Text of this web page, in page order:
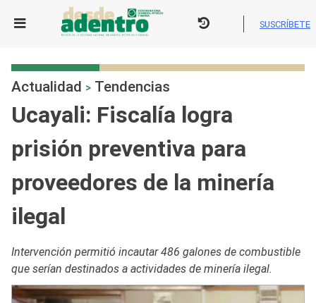
SUSCRÍBETE
Actualidad > Tendencias
Ucayali: Fiscalía logra
prisión preventiva para
proveedores de la minería
ilegal
Intervención permitió incautar 486 galones de combustible
que serían destinados a actividades de minería ilegal.